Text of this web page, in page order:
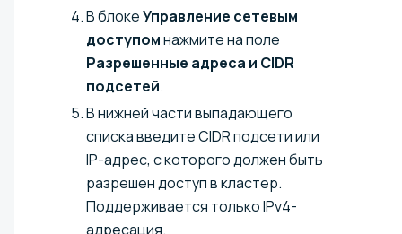
В блокеУправление сетевым
доступомнажмите на поле
Разрешенные адреса и CIDR
подсетей.
В нижней части выпадающего
списка введите CIDR подсети или
IP-адрес, с которого должен быть
разрешен доступ в кластер.
Поддерживается только IPv4-
адресация.